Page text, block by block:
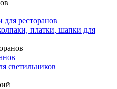
для ресторанов
платки, шапки для
светильников